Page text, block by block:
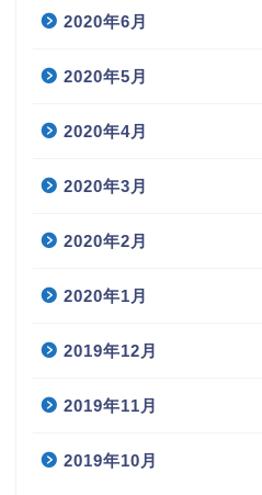
2020年6月
2020年5月
2020年4月
2020年3月
2020年2月
2020年1月
2019年12月
2019年11月
2019年10月